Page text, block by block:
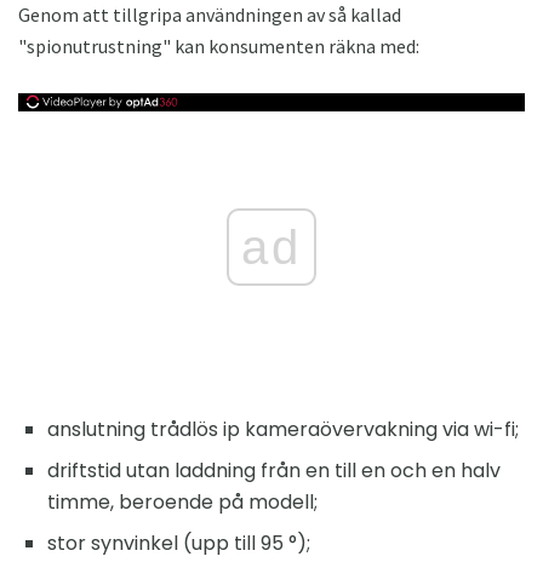
Genom att tillgripa användningen av så kallad
"spionutrustning" kan konsumenten räkna med:
ad
anslutning trådlös ip kameraövervakning via wi-fi;
driftstid utan laddning från en till en och en halv
timme, beroende på modell;
stor synvinkel (upp till 95 °);